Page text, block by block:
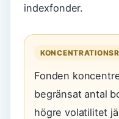
indexfonder.
Fonden
begränsat antal
högre volatilitet